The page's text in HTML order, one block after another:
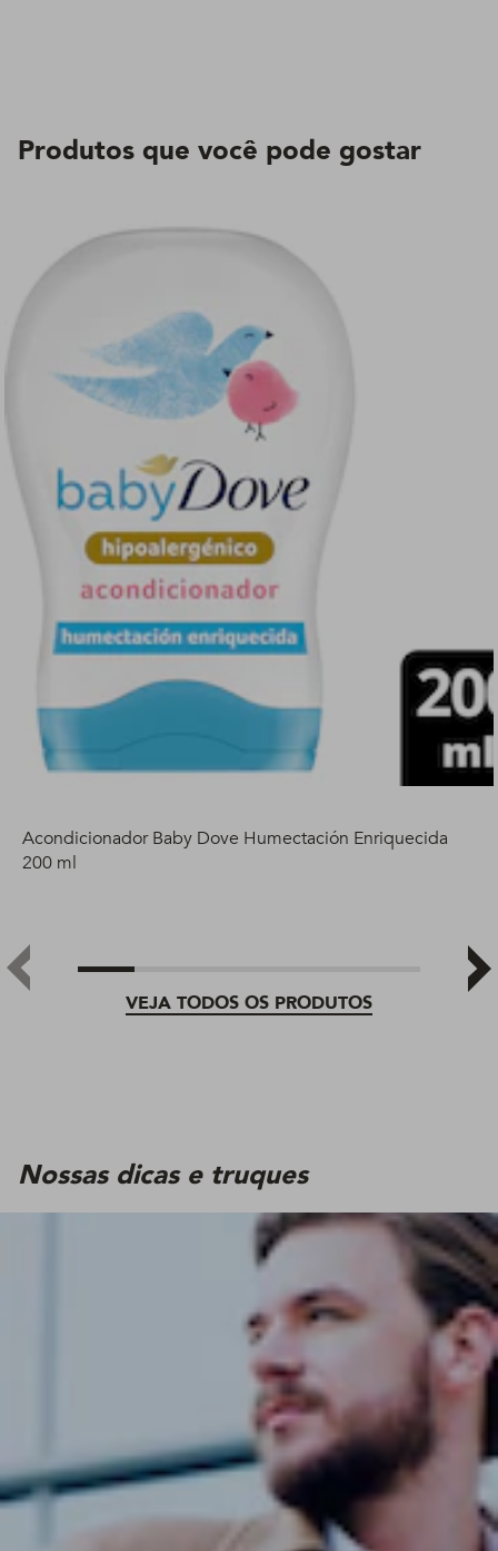
Produtos que você pode gostar
VEJA TODOS OS PRODUTOS
Acondicionador Baby Dove Humectación Enriquecida
200 ml
Nossas dicas e truques